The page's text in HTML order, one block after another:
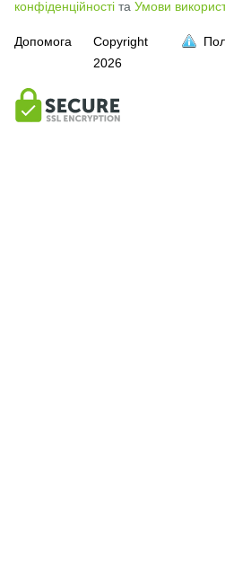
конфіденційності та Умови
Допомога
Copyright
2026